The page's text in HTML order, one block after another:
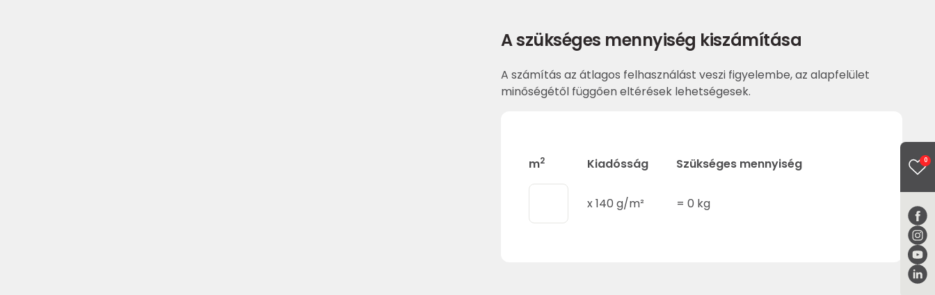
0
A szükséges mennyiség kiszámítása
A számítás az átlagos felhasználást veszi figyelembe, az alapfelület
minőségétől függően eltérések lehetségesek.
m2 Kiadósság Szükséges mennyiség
x140 g/m² =0 kg